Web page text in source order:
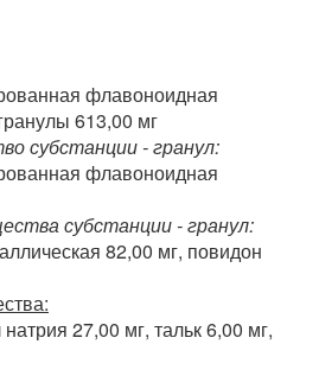
флавоноидная
613,00 мг
субстанции - гранул:
флавоноидная
субстанции - гранул:
82,00 мг, повидон
27,00 мг, тальк 6,00 мг,